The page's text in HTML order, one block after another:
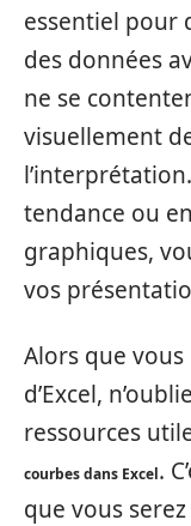
essentiel pour
des données
ne se
visuellement
tendance ou
graphiques,
vos
Alors que
d’Excel,
ressources
courbes dans Excel.
que vous